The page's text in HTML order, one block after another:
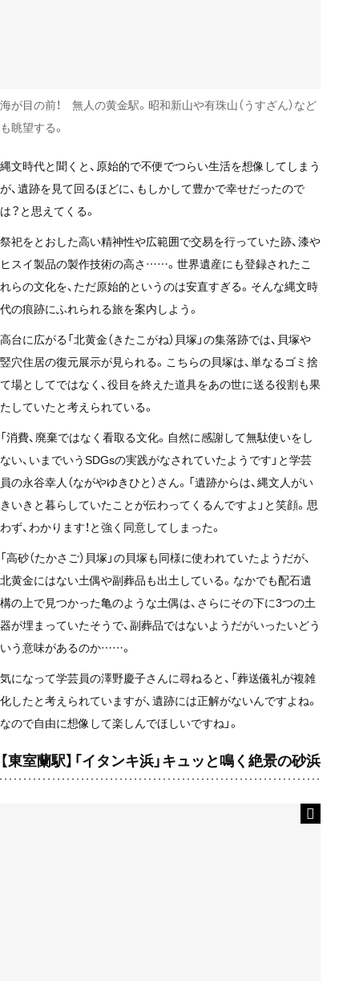
海が目の前！ 無人の黄金駅。昭和新山や有珠山（うすざん）など
も眺望する。
縄文時代と聞くと、原始的で不便でつらい生活を想像してしまう
が、遺跡を見て回るほどに、もしかして豊かで幸せだったので
は？と思えてくる。
祭祀をとおした高い精神性や広範囲で交易を行っていた跡、漆や
ヒスイ製品の製作技術の高さ……。世界遺産にも登録されたこ
れらの文化を、ただ原始的というのは安直すぎる。そんな縄文時
代の痕跡にふれられる旅を案内しよう。
高台に広がる「北黄金（きたこがね）貝塚」の集落跡では、貝塚や
竪穴住居の復元展示が見られる。こちらの貝塚は、単なるゴミ捨
て場としてではなく、役目を終えた道具をあの世に送る役割も果
たしていたと考えられている。
「消費、廃棄ではなく看取る文化。自然に感謝して無駄使いをし
ない、いまでいうSDGsの実践がなされていたようです」と学芸
員の永谷幸人（ながやゆきひと）さん。「遺跡からは、縄文人がい
きいきと暮らしていたことが伝わってくるんですよ」と笑顔。思
わず、わかります！と強く同意してしまった。
「高砂（たかさご）貝塚」の貝塚も同様に使われていたようだが、
北黄金にはない土偶や副葬品も出土している。なかでも配石遺
構の上で見つかった亀のような土偶は、さらにその下に3つの土
器が埋まっていたそうで、副葬品ではないようだがいったいどう
いう意味があるのか……。
気になって学芸員の澤野慶子さんに尋ねると、「葬送儀礼が複雑
化したと考えられていますが、遺跡には正解がないんですよね。
なので自由に想像して楽しんでほしいですね」。
【東室蘭駅】「イタンキ浜」キュッと鳴く絶景の砂浜